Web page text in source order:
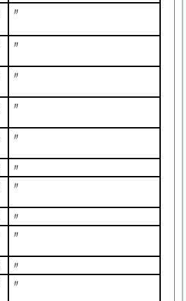
〃
〃
〃
〃
〃
〃
〃
〃
〃
〃
〃